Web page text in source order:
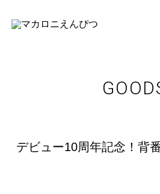
デビュー10周年記念！背